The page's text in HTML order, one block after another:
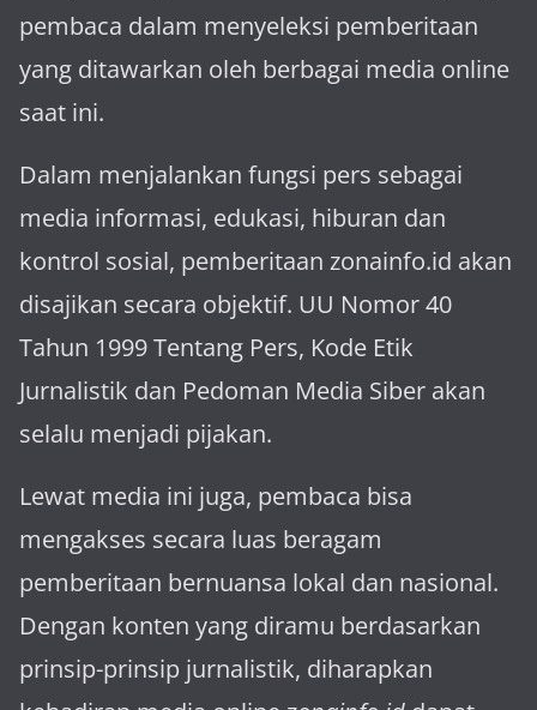
pembaca dalam menyeleksi pemberitaan
yang ditawarkan oleh berbagai media online
saat ini.
Dalam menjalankan fungsi pers sebagai
media informasi, edukasi, hiburan dan
kontrol sosial, pemberitaan zonainfo.id akan
disajikan secara objektif. UU Nomor 40
Tahun 1999 Tentang Pers, Kode Etik
Jurnalistik dan Pedoman Media Siber akan
selalu menjadi pijakan.
Lewat media ini juga, pembaca bisa
mengakses secara luas beragam
pemberitaan bernuansa lokal dan nasional.
Dengan konten yang diramu berdasarkan
prinsip-prinsip jurnalistik, diharapkan